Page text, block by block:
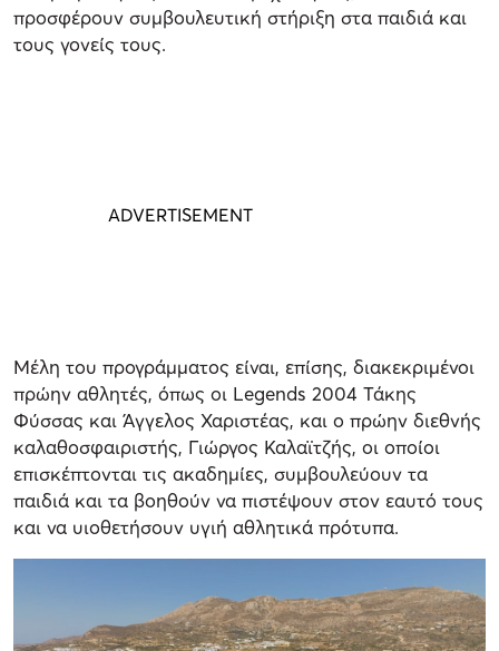
προσφέρουν συμβουλευτική στήριξη στα παιδιά και
τους γονείς τους.
Μέλη του προγράμματος είναι, επίσης, διακεκριμένοι
πρώην αθλητές, όπως οι Legends 2004 Τάκης
Φύσσας και Άγγελος Χαριστέας, και ο πρώην διεθνής
καλαθοσφαιριστής, Γιώργος Καλαϊτζής, οι οποίοι
επισκέπτονται τις ακαδημίες, συμβουλεύουν τα
παιδιά και τα βοηθούν να πιστέψουν στον εαυτό τους
και να υιοθετήσουν υγιή αθλητικά πρότυπα.